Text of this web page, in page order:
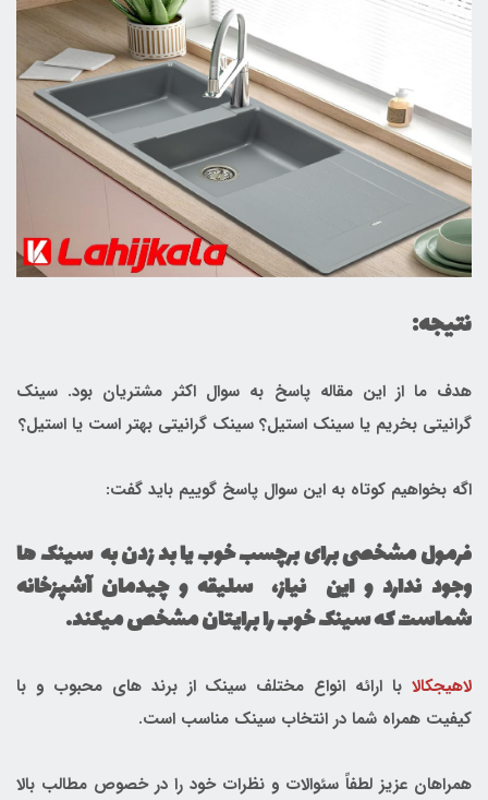
نتیجه:
هدف ما از این مقاله پاسخ به سوال اکثر مشتریان بود. سینک
گرانیتی بخریم یا سینک استیل؟ سینک گرانیتی بهتر است یا استیل؟
اگه بخواهیم کوتاه به این سوال پاسخ گوییم باید گفت:
فرمول مشخصی برای برچسب خوب یا بد زدن به سینک ها
وجود ندارد و این نیاز، سلیقه و چیدمان آشپزخانه
شماست که سینک خوب را برایتان مشخص میکند.
لاهیجکالا با ارائه انواع مختلف سینک از برند های محبوب و با
کیفیت همراه شما در انتخاب سینک مناسب است.
همراهان عزیز لطفاً سئوالات و نظرات خود را در خصوص مطالب بالا